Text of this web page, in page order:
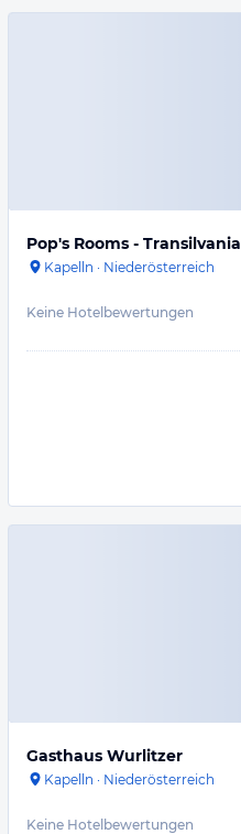
Pop's Rooms - Transilvania
Kapelln · Niederösterreich
Keine Hotelbewertungen
Gasthaus Wurlitzer
Kapelln · Niederösterreich
Keine Hotelbewertungen